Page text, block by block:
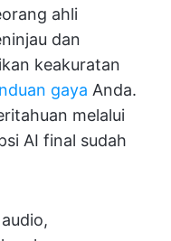
ahli
dan
keakuratan
gaya Anda.
melalui
AI final sudah